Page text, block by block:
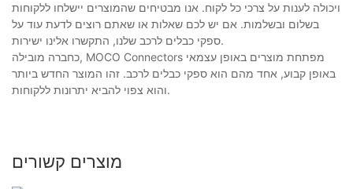
ויכולה לענות על צרכי כל לקוח. אנו מבטיחים שהמוצרים יישלחו ללקוחות
בשלום ובשלמות. אם יש לכם שאלות או שאתם רוצים לדעת עוד על
ספקי כבלים לרכב שלנו, התקשרו אלינו ישירות.
כחברה מובילה, MOCO Connectors מפתחת מוצרים באופן עצמאי
באופן קבוע, אחד מהם הוא ספקי כבלים לרכב. זהו המוצר החדש ביותר
והוא צפוי להביא יתרונות ללקוחות.
מוצרים קשורים